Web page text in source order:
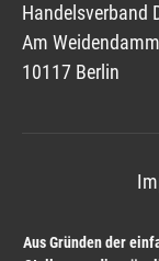
Handelsverband
Am
10117 Berlin
Aus Gründen der